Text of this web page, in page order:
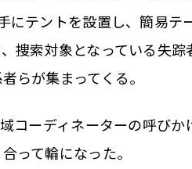
テントを設置し、簡易テ
捜索対象となっている失
らが集まってくる。
コーディネーターの呼びか
って輪になった。